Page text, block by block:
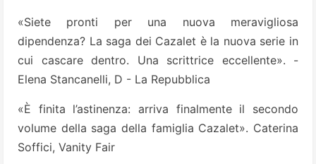
«Siete pronti per una nuova meravigliosa
dipendenza? La saga dei Cazalet è la nuova serie in
cui cascare dentro. Una scrittrice eccellente». -
Elena Stancanelli, D - La Repubblica
«È finita l’astinenza: arriva finalmente il secondo
volume della saga della famiglia Cazalet». Caterina
Soffici, Vanity Fair